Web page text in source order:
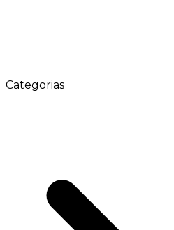
Categorias